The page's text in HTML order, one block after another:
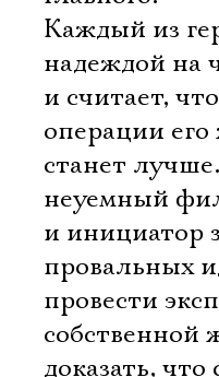
Каждый из
надеждой на
и считает,
операции
станет
неуемный
и инициатор
провальных
провести
собственной
доказать, что